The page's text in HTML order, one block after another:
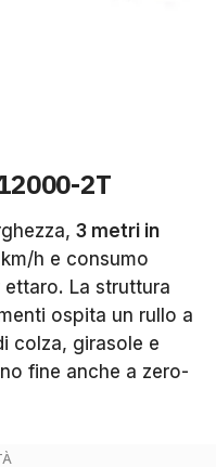
2T
3 metri in
h e consumo
La struttura
ospita un rullo a
colza, girasole e
fine anche a zero-